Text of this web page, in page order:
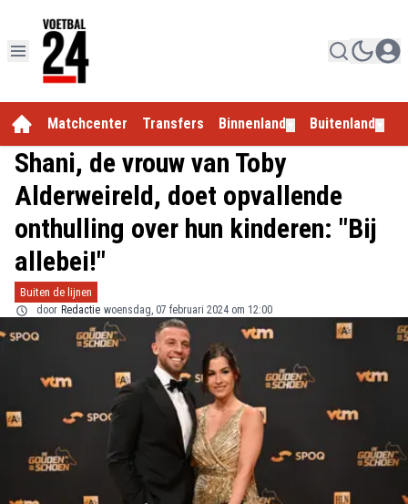
Matchcenter Transfers Binnenland Buitenland
Shani, de vrouw van Toby
Alderweireld, doet opvallende
onthulling over hun kinderen: "Bij
allebei!"
Buiten de lijnen
door Redactie woensdag, 07 februari 2024 om 12:00